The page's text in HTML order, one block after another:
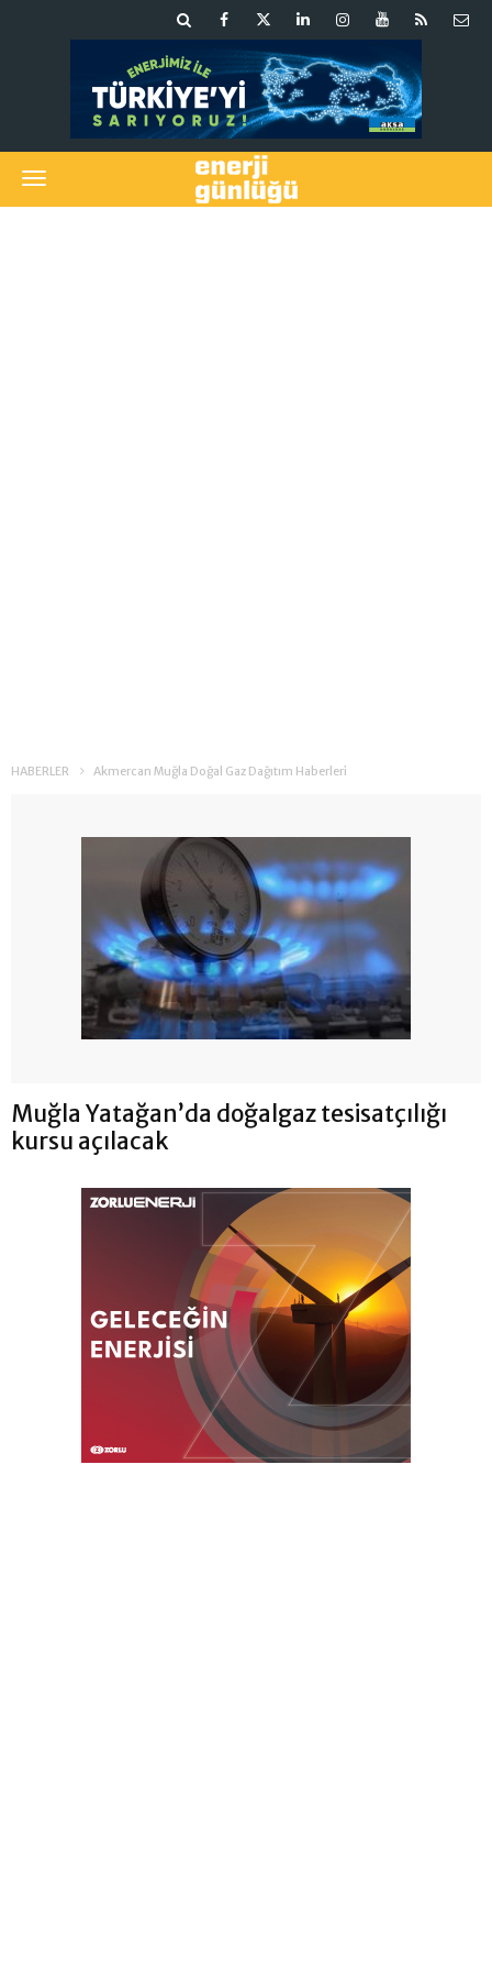
HABERLER Akmercan Muğla Doğal Gaz Dağıtım Haberleri
Muğla Yatağan’da doğalgaz tesisatçılığı
kursu açılacak